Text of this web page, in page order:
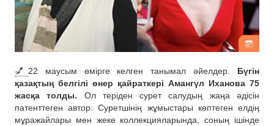
💅 22 маусым өмірге келген танымал әйелдер. Бүгін
қазақтың белгілі өнер қайраткері Амангүл Иханова 75
жасқа толды. Ол теріден сурет салудың жаңа әдісін
патенттеген автор. Суретшінің жұмыстары көптеген елдің
мұражайлары мен жеке коллекцияларында, соның ішінде